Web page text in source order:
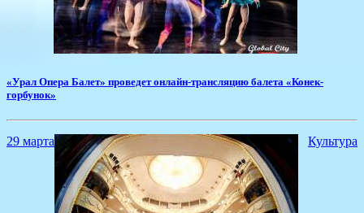
«Урал Опера Балет» проведет онлайн-трансляцию балета «Конек-
горбунок»
29 марта Культура